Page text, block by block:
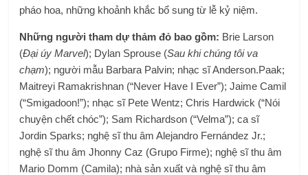
pháo hoa, những khoảnh khắc bổ sung từ lễ kỷ niệm.
Những người tham dự thảm đỏ bao gồm: Brie Larson
(Đại úy Marvel); Dylan Sprouse (Sau khi chúng tôi va
chạm); người mẫu Barbara Palvin; nhạc sĩ Anderson.Paak;
Maitreyi Ramakrishnan (“Never Have I Ever”); Jaime Camil
(“Smigadoon!”); nhạc sĩ Pete Wentz; Chris Hardwick (“Nói
chuyện chết chóc”); Sam Richardson (“Velma”); ca sĩ
Jordin Sparks; nghệ sĩ thu âm Alejandro Fernández Jr.;
nghệ sĩ thu âm Jhonny Caz (Grupo Firme); nghệ sĩ thu âm
Mario Domm (Camila); nhà sản xuất và nghệ sĩ thu âm